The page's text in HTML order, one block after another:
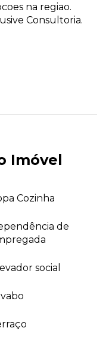
na regiao.
Consultoria.
Imóvel
Cozinha
de
social